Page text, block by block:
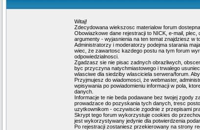
Witaj!
Zdecydowana wiekszosc materialow forum
Obowiazkowe dane rejestracji to NICK, e-mail,
argumenty - wyjasnienia na ten temat znajdziesz w
Administratorzy i moderatorzy podejma starania
wiec, że zawartosc kazdego postu na tym forum
odpowiedzialnosci.
Zgadzasz sie nie pisac zadnych obrazliwych,
byc przyczyna natychmiastowego i trwalego
wlasciwe dla siedziby wlasciciela serwera/forum.
Przyjmujesz do wiadomosci, że webmaster,
wpisywania po powiadomieniu informacji w pola,
danych.
Informacje te nie beda podawane bez twojej zgody
prowadzace do pozyskania tych danych, tresc
uzytkownikom - oczywiscie zgodnie z przepisami
Skrypt tego forum wykorzystuje cookies do
jest wykorzystywany jedynie dla potwierdzenia
Po rejestracji zostaniesz przekierowany na strony